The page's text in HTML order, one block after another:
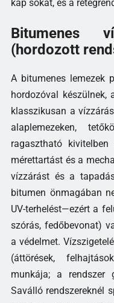
kap sokat, és a
Bitumenes
(hordozott
A bitumenes lemezek
hordozóval
klasszikusan a
alaplemezeken,
ragasztható
mérettartást és a
vízzárást és a
bitumen önmagában
UV-terhelést—ezért a
szórás, fedőbevonat)
a védelmet.
(áttörések,
munkája; a rendszer
Saválló rendszereknél